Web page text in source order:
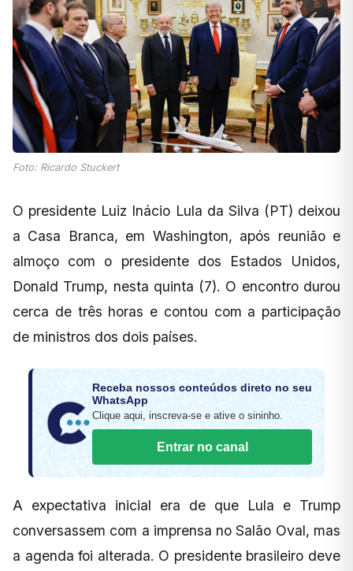
Foto: Ricardo Stuckert
O presidente Luiz Inácio Lula da Silva (PT) deixou
a Casa Branca, em Washington, após reunião e
almoço com o presidente dos Estados Unidos,
Donald Trump, nesta quinta (7). O encontro durou
cerca de três horas e contou com a participação
de ministros dos dois países.
Receba nossos conteúdos direto no seu
WhatsApp
Clique aqui, inscreva-se e ative o sininho.
Entrar no canal
A expectativa inicial era de que Lula e Trump
conversassem com a imprensa no Salão Oval, mas
a agenda foi alterada. O presidente brasileiro deve